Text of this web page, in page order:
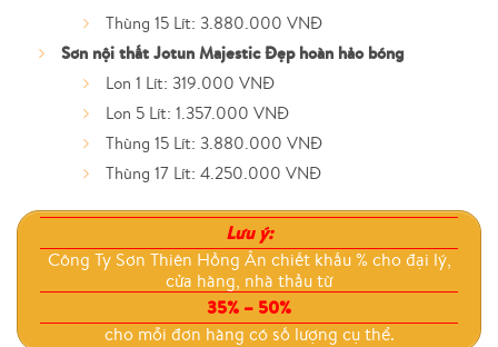
Thùng 15 Lít: 3.880.000 VNĐ
Sơn nội thất Jotun Majestic Đẹp hoàn hảo bóng
Lon 1 Lít: 319.000 VNĐ
Lon 5 Lít: 1.357.000 VNĐ
Thùng 15 Lít: 3.880.000 VNĐ
Thùng 17 Lít: 4.250.000 VNĐ
Lưu ý:
Công Ty Sơn Thiên Hồng Ân chiết khấu % cho đại lý,
cửa hàng, nhà thầu từ
35% – 50%
cho mỗi đơn hàng có số lượng cụ thể.